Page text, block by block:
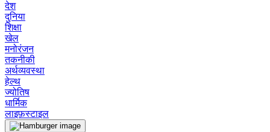
देश
दुनिया
शिक्षा
खेल
मनोरंजन
तकनीकी
अर्थव्यवस्था
हेल्थ
ज्योतिष
धार्मिक
लाइफ़स्टाइल